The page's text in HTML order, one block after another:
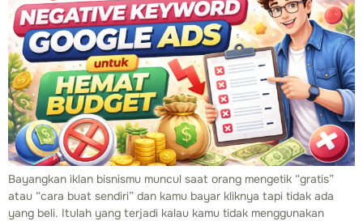
Bayangkan iklan bisnismu muncul saat orang mengetik “gratis”
atau “cara buat sendiri” dan kamu bayar kliknya tapi tidak ada
yang beli. Itulah yang terjadi kalau kamu tidak menggunakan